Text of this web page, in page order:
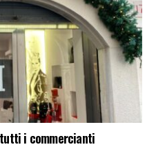
i commercianti